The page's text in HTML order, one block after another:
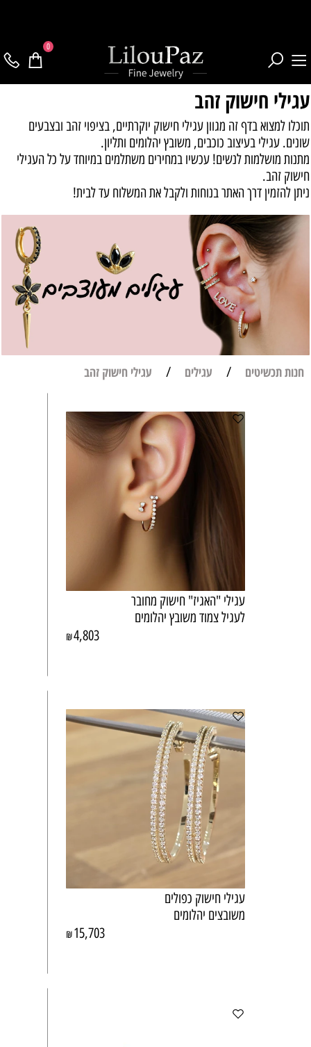
0
עגילי חישוק זהב
תוכלו למצוא בדף זה מגוון עגילי חישוק יוקרתיים, בציפוי זהב ובצבעים
שונים. עגילי בעיצוב כוכבים, משובץ יהלומים ותליון.
מתנות מושלמות לנשים! עכשיו במחירים משתלמים במיוחד על כל העגילי
חישוק זהב.
ניתן להזמין דרך האתר בנוחות ולקבל את המשלוח עד לבית!
חנות תכשיטים / עגילים / עגילי חישוק זהב
עגילי "האגיז" חישוק מחובר
לעגיל צמוד משובץ יהלומים
₪4,803
עגילי חישוק כפולים
משובצים יהלומים
₪15,703